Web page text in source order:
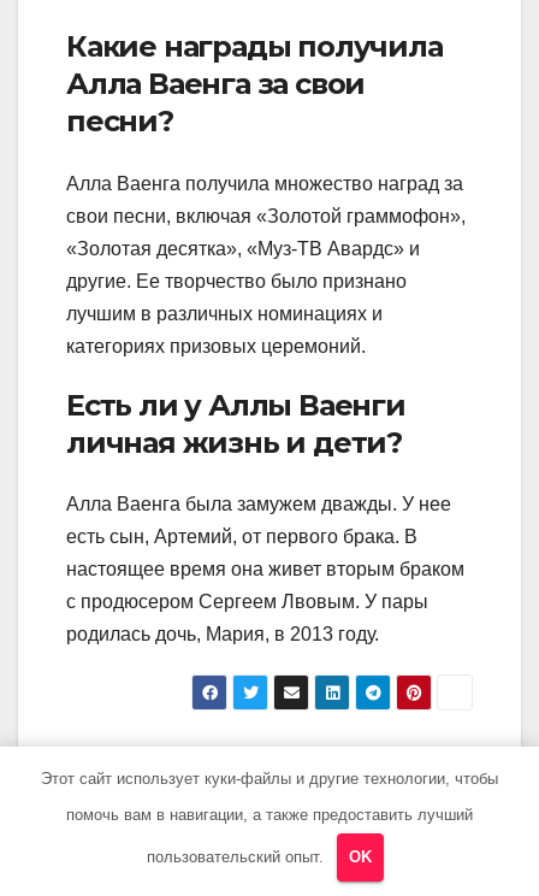
Какие награды получила
Алла Ваенга за свои
песни?
Алла Ваенга получила множество наград за
свои песни, включая «Золотой граммофон»,
«Золотая десятка», «Муз-ТВ Авардс» и
другие. Ее творчество было признано
лучшим в различных номинациях и
категориях призовых церемоний.
Есть ли у Аллы Ваенги
личная жизнь и дети?
Алла Ваенга была замужем дважды. У нее
есть сын, Артемий, от первого брака. В
настоящее время она живет вторым браком
с продюсером Сергеем Лвовым. У пары
родилась дочь, Мария, в 2013 году.
Навигация
по
записям
— все о жизни,
карьере и
удивительных
особенностях
Калинова
Анатолия
Альбертовича —
Этот сайт использует куки-файлы и другие технологии, чтобы
помочь вам в навигации, а также предоставить лучший
пользовательский опыт. OK